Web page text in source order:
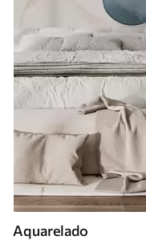
Aquarelado